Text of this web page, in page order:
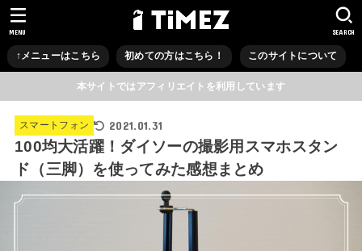
↑メニューはこちら 初めての方はこちら！ このサイトについて
SEARCH
MENU
本サイトではアフィリエイトを利用しています
スマートフォン 2021.01.31
100均大活躍！ダイソーの撮影用スマホスタン
ド（三脚）を使ってみた感想まとめ